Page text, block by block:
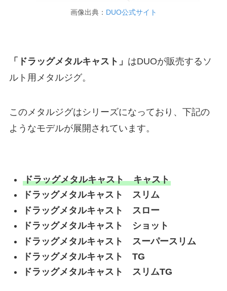
画像出典： DUO公式サイト
「ドラッグメタルキャスト」 はDUOが販売するソ
ルト用メタルジグ。
このメタルジグはシリーズになっており、下記の
ようなモデルが展開されています。
ドラッグメタルキャスト キャスト
ドラッグメタルキャスト スリム
ドラッグメタルキャスト スロー
ドラッグメタルキャスト ショット
ドラッグメタルキャスト スーパースリム
ドラッグメタルキャスト TG
ドラッグメタルキャスト スリムTG